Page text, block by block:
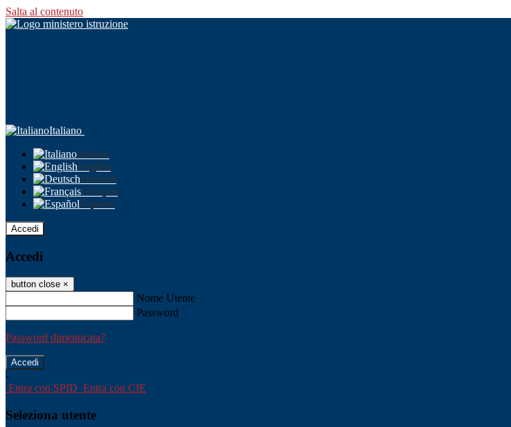
Salta al contenuto
Italiano
Italiano
English
Deutsch
Français
Español
Accedi
Accedi
button close ×
Nome Utente
Password
Password dimenticata?
-
Entra con SPID Entra con CIE
Seleziona utente